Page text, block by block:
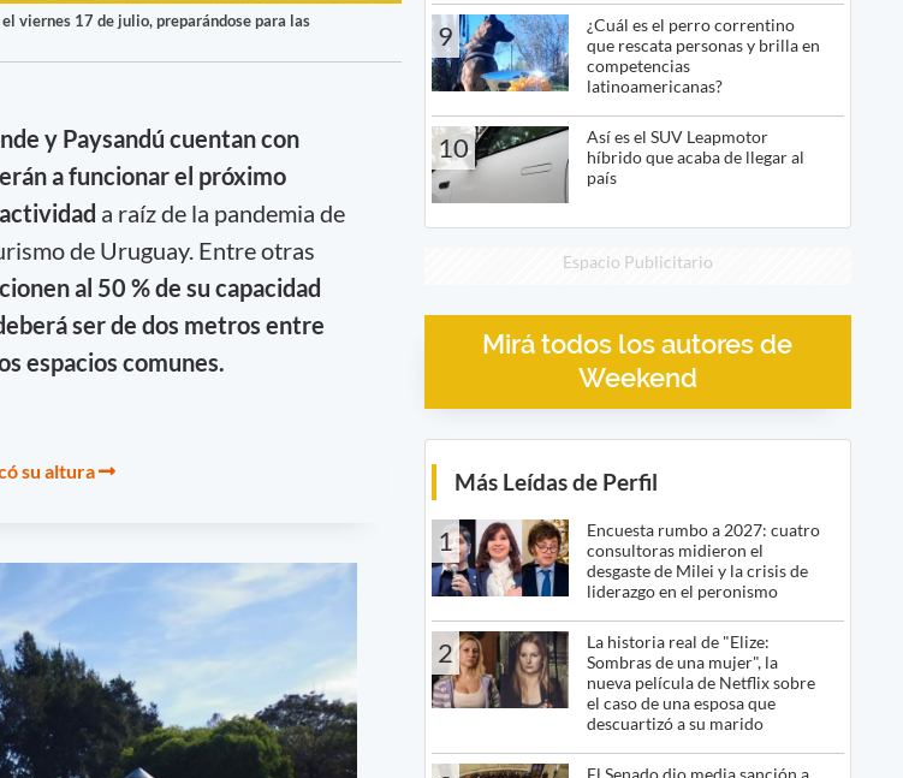
viernes 17 de julio, preparándose para las
y Paysandú cuentan con
a funcionar el próximo
a raíz de la pandemia de
de Uruguay. Entre otras
al 50 % de su capacidad
ser de dos metros entre
espacios comunes.
su altura
9
¿Cuál es el perro correntino
que rescata personas y brilla en
competencias
latinoamericanas?
10
Así es el SUV Leapmotor
híbrido que acaba de llegar al
país
Espacio Publicitario
Mirá todos los autores de
Weekend
Más Leídas de Perfil
1
Encuesta rumbo a 2027: cuatro
consultoras midieron el
desgaste de Milei y la crisis de
liderazgo en el peronismo
2
La historia real de "Elize:
Sombras de una mujer", la
nueva película de Netflix sobre
el caso de una esposa que
descuartizó a su marido
El Senado dio media sanción a